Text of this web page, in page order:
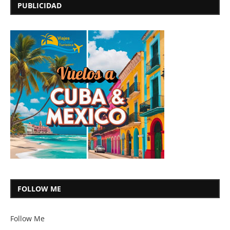
PUBLICIDAD
FOLLOW ME
Follow Me